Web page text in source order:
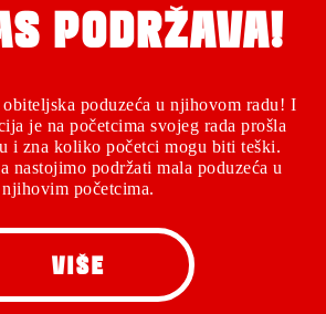
PODRŽAVA!
obiteljska poduzeća u njihovom radu! I
je na početcima svojeg rada prošla
i zna koliko početci mogu biti teški.
nastojimo podržati mala poduzeća u
njihovim početcima.
VIŠE